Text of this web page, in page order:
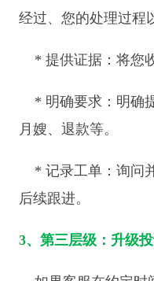
经过、您的处理过程
* 提供证据：将您
* 明确要求：明确
月嫂、退款等。
* 记录工单：询问
后续跟进。
3、第三层级：升级